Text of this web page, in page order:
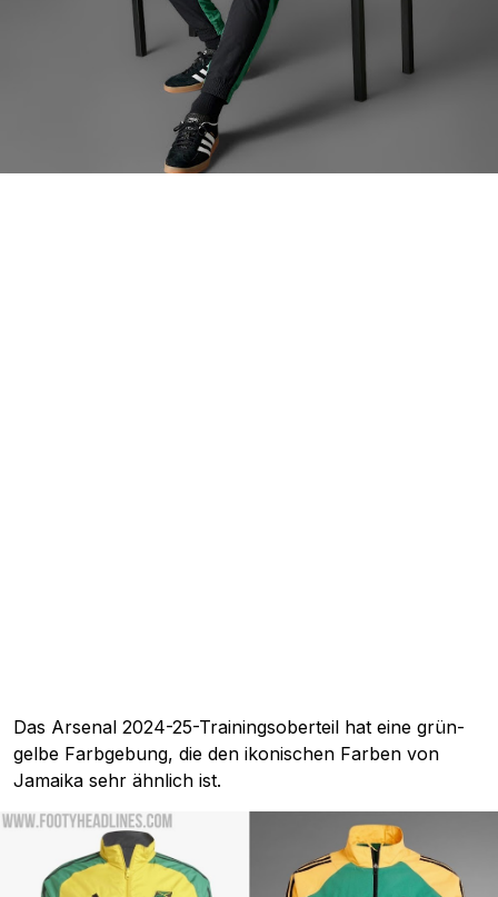
Das Arsenal 2024-25-Trainingsoberteil hat eine grün-
gelbe Farbgebung, die den ikonischen Farben von
Jamaika sehr ähnlich ist.